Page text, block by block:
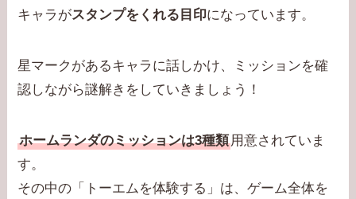
キャラがスタンプをくれる目印になっています。
星マークがあるキャラに話しかけ、ミッションを確
認しながら謎解きをしていきましょう！
ホームランダのミッションは3種類用意されていま
す。
その中の「トーエムを体験する」は、ゲーム全体を